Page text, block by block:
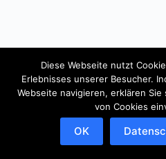
Diese Webseite nutzt
Erlebnisses unserer Besucher.
Webseite navigieren, erklären
von Cookies
OK